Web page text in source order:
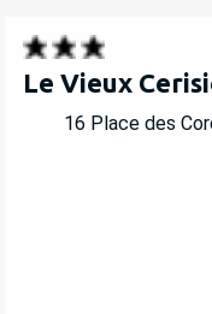
Le Vieux
16 Place des